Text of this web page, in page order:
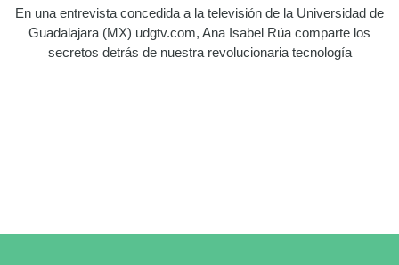
En una entrevista concedida a la televisión de la Universidad de
Guadalajara (MX) udgtv.com, Ana Isabel Rúa comparte los
secretos detrás de nuestra revolucionaria tecnología